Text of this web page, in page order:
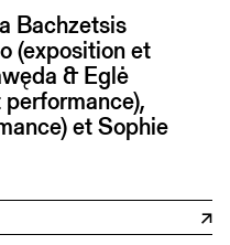
Bachzetsis
(exposition et
& Eglė
et Sophie